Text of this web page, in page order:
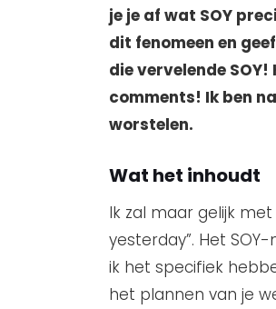
je je af wat SOY
dit fenomeen en
die vervelende
comments! Ik ben
worstelen.
Wat het inhoudt
Ik zal maar gelijk
yesterday”. Het
ik het specifiek
het plannen van je